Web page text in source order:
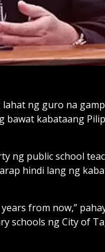
ng guro na
bawat kabataang
ng public school
hindi lang ng
from now,”
schools ng City of